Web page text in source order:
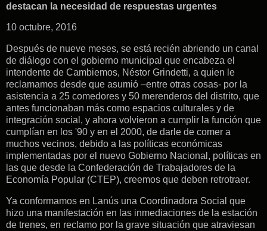
destacan la necesidad de respuestas urgentes
10 octubre, 2016
Después de nueve meses, se está recién abriendo un canal
de diálogo con el gobierno municipal que encabeza el
intendente de Cambiemos, Néstor Grindetti, a quien le
reclamamos desde que asumió –entre otras cosas- por la
asistencia a 25 comedores y 50 merenderos del distrito, que
antes funcionaban más como espacios culturales y de
integración social, y ahora volvieron a cumplir la función que
cumplían en los '90 y en el 2000, de darle de comer a
muchos vecinos, debido a las políticas económicas
implementadas por el nuevo Gobierno Nacional, políticas en
las que desde la Confederación de Trabajadores de la
Economía Popular (CTEP), creemos que deben retrotraer.
Ya conformamos en Lanús una Coordinadora Social que
hizo una manifestación en las inmediaciones de la estación
de trenes, en reclamo por la grave situación que atraviesan